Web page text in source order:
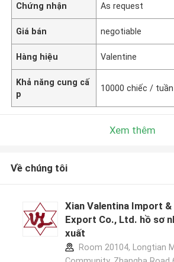
Chứng nhận As request
Giá bán negotiable
Hàng hiệu Valentine
Khả năng cung cấ
p
10000 chiếc / tuần
Xem thêm
Về chúng tôi
Xian Valentina Import &
Export Co., Ltd. hồ sơ
xuất
Room 20104, Longtian